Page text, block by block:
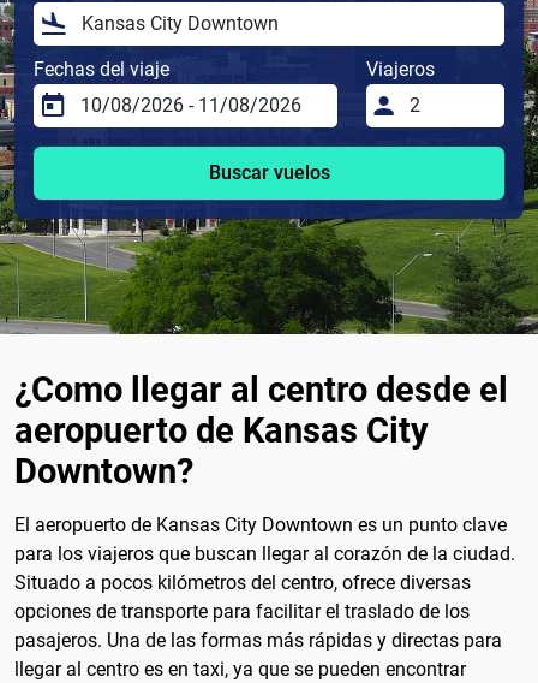
Fechas del viaje Viajeros
Buscar vuelos
¿Como llegar al centro desde el
aeropuerto de Kansas City
Downtown?
El aeropuerto de Kansas City Downtown es un punto clave
para los viajeros que buscan llegar al corazón de la ciudad.
Situado a pocos kilómetros del centro, ofrece diversas
opciones de transporte para facilitar el traslado de los
pasajeros. Una de las formas más rápidas y directas para
llegar al centro es en taxi, ya que se pueden encontrar